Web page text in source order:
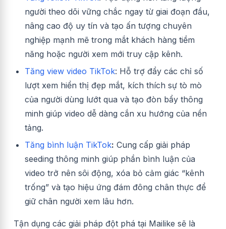
người theo dõi vững chắc ngay từ giai đoạn đầu,
nâng cao độ uy tín và tạo ấn tượng chuyên
nghiệp mạnh mẽ trong mắt khách hàng tiềm
năng hoặc người xem mới truy cập kênh.
Tăng view video TikTok: Hỗ trợ đẩy các chỉ số
lượt xem hiển thị đẹp mắt, kích thích sự tò mò
của người dùng lướt qua và tạo đòn bẩy thông
minh giúp video dễ dàng cắn xu hướng của nền
tảng.
Tăng bình luận TikTok: Cung cấp giải pháp
seeding thông minh giúp phần bình luận của
video trở nên sôi động, xóa bỏ cảm giác “kênh
trống” và tạo hiệu ứng đám đông chân thực để
giữ chân người xem lâu hơn.
Tận dụng các giải pháp đột phá tại Mailike sẽ là